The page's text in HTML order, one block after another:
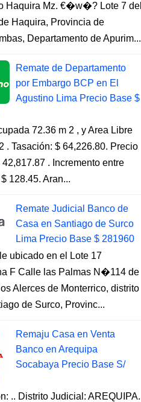
Haquira Mz. €�w�? Lote 7 del
Haquira, Provincia de
Departamento de Apurim...
Remate de Departamento
por Embargo BCP en El
Agustino Lima Precio Base $
72.36 m 2 , y Area Libre
. Tasación: $ 64,226.80. Precio
42,817.87 . Incremento entre
128.45. Aran...
Remate Judicial Banco de
Casa en Santiago de Surco
Lima Precio Base $ 281960
ubicado en el Lote 17
F Calle las Palmas N�114 de
Alerces de Monterrico, distrito
de Surco, Provinc...
Remaju Casa en Venta
Banco en Arequipa
Socabaya Precio Base S/
.. Distrito Judicial: AREQUIPA.